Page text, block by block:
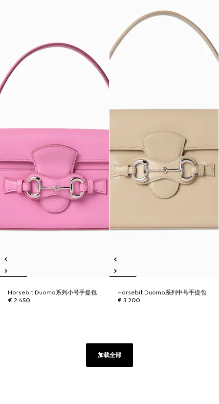
Horsebit Duomo系列小号手提包
€ 2.450
Horsebit Duomo系列中号手提包
€ 3.200
加载全部